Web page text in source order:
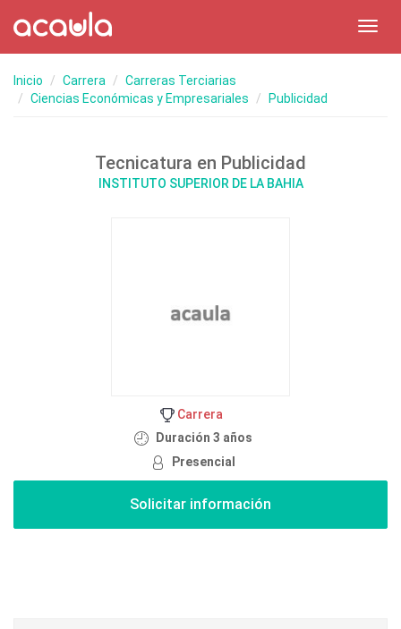
Inicio Carrera
Carreras Terciarias
Ciencias Económicas y Empresariales
Publicidad
Tecnicatura en Publicidad
INSTITUTO SUPERIOR DE LA BAHIA
Carrera
Duración 3 años
Presencial